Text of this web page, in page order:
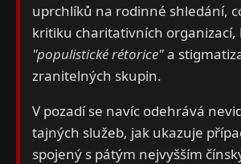
uprchlíků na rodinné shledání,
kritiku charitativních organizací,
"populistické rétorice"a
zranitelných skupin.
V pozadí se navíc odehrává
tajných služeb, jak ukazuje
spojený s pátým nejvyšším